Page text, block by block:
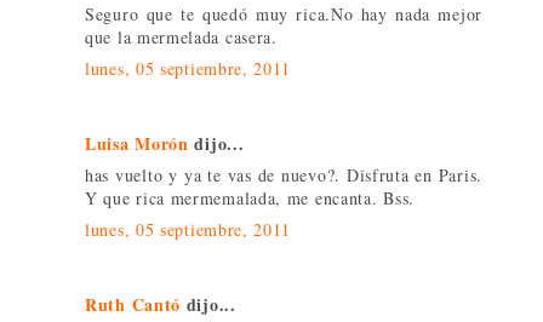
Seguro que te quedó muy rica.No hay nada mejor
que la mermelada casera.
lunes, 05 septiembre, 2011
Luisa Morón dijo...
has vuelto y ya te vas de nuevo?. Disfruta en Paris.
Y que rica mermemalada, me encanta. Bss.
lunes, 05 septiembre, 2011
Ruth Cantó dijo...